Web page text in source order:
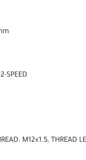
SPEED
M12x1.5, THREAD